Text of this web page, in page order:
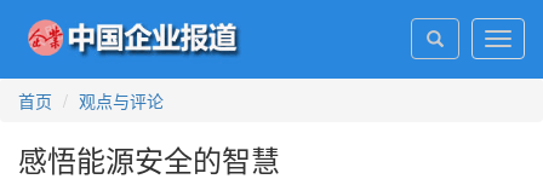
首页
观点与评论
感悟能源安全的智慧